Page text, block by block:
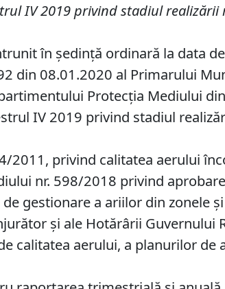
IV 2019 privind stadiul
în ședință ordinară la data
din 08.01.2020 al Primarului
Protecția Mediului
IV 2019 privind stadiul
2011, privind calitatea aerului
nr. 598/2018 privind
gestionare a ariilor din zonele
şi ale Hotărârii Guvernului
calitatea aerului, a planurilor